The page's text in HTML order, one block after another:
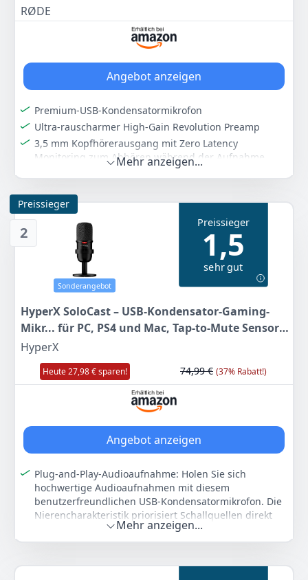
Computer oder Mobilgerät, schwarz
RØDE
Angebot anzeigen
Premium-USB-Kondensatormikrofon
Ultra-rauscharmer High-Gain Revolution Preamp
3,5 mm Kopfhörerausgang mit Zero Latency
Monitoring zum Abhören während der Aufnahme
aktivierbar über Gratis-Software RØDE Connect
Ideal für eine Vielzahl von Anwendungen: von
Podcasts und Musikaufnahmen bis hin zu Zoom-
Gesprächen
Gewicht
schwarz 540 g
15199 €
Mehr anzeigen...
2
Preissieger
Sonderangebot
Preissieger
1,5
sehr gut
HyperX SoloCast – USB-Kondensator-Gaming-
Mikr... für PC, PS4 und Mac, Tap-to-Mute Sensor,
Kardioid Richtcharakteristik, Gaming,
Streaming, Podcasts, Twitch, YouTube, Discord,
Schwarz
HyperX
Heute 27,98 € sparen! 74,99 € (37% Rabatt!)
Angebot anzeigen
Plug-and-Play-Audioaufnahme: Holen Sie sich
hochwertige Audioaufnahmen mit diesem
benutzerfreundlichen USB-Kondensatormikrofon. Die
Nierencharakteristik priorisiert Schallquellen direkt
vor dem Mikrofon
Tap-to-Mute-Sensor mit LED-Statusanzeige: Tippen Sie
Mehr anzeigen...